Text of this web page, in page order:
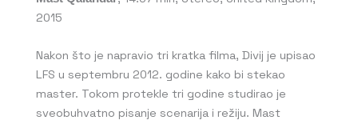
2015
Nakon što je napravio tri kratka filma, Divij je upisao
LFS u septembru 2012. godine kako bi stekao
master. Tokom protekle tri godine studirao je
sveobuhvatno pisanje scenarija i režiju. Mast